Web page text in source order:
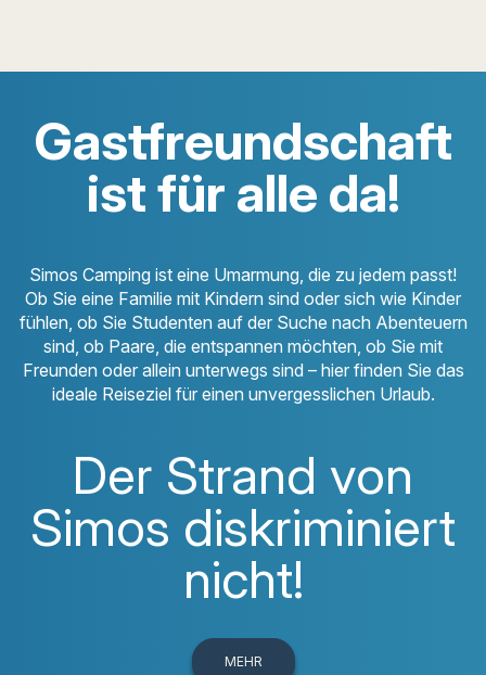
Gastfreundschaft
ist für alle da!
Simos Camping ist eine Umarmung, die zu jedem passt!
Ob Sie eine Familie mit Kindern sind oder sich wie Kinder
fühlen, ob Sie Studenten auf der Suche nach Abenteuern
sind, ob Paare, die entspannen möchten, ob Sie mit
Freunden oder allein unterwegs sind – hier finden Sie das
ideale Reiseziel für einen unvergesslichen Urlaub.
Der Strand von
Simos diskriminiert
nicht!
MEHR